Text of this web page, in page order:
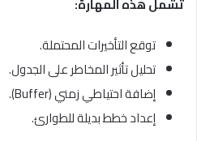
توقع التأخيرات المحتملة.
تحليل تأثير المخاطر على الجدول.
إضافة احتياطي زمني (Buffer).
إعداد خطط بديلة للطوارئ.